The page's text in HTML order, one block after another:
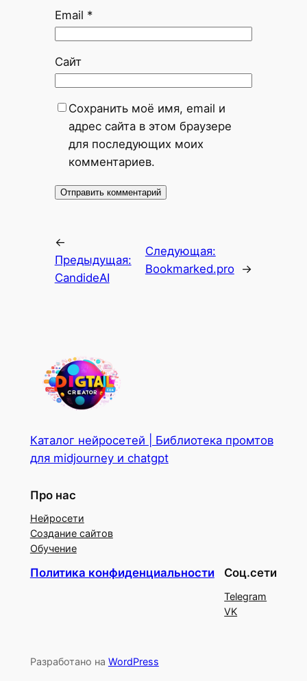
Email *
Сайт
Сохранить моё имя, email и
адрес сайта в этом браузере
для последующих моих
комментариев.
←
Предыдущая:
CandideAI
Следующая:
Bookmarked.pro
→
Каталог нейросетей | Библиотека промтов
для midjourney и chatgpt
Про нас
Нейросети
Создание сайтов
Обучение
Политика конфиденциальности Соц.сети
Telegram
VK
Разработано на WordPress